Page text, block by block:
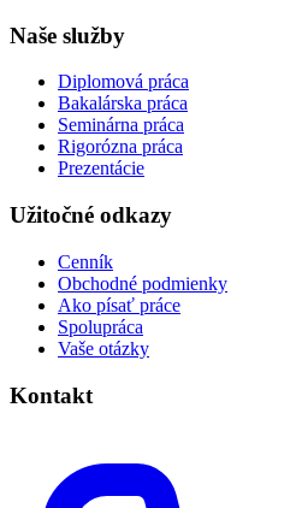
Naše služby
Diplomová práca
Bakalárska práca
Seminárna práca
Rigorózna práca
Prezentácie
Užitočné odkazy
Cenník
Obchodné podmienky
Ako písať práce
Spolupráca
Vaše otázky
Kontakt